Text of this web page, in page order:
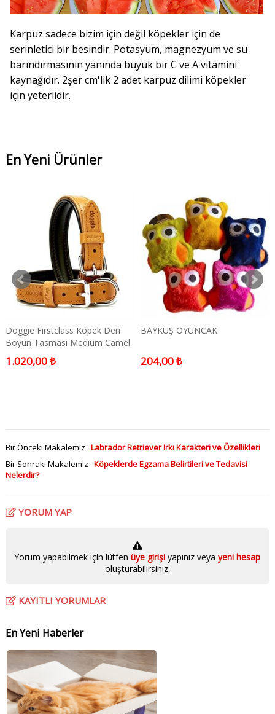
Karpuz sadece bizim için değil köpekler için de
serinletici bir besindir. Potasyum, magnezyum ve su
barındırmasının yanında büyük bir C ve A vitamini
kaynağıdır. 2şer cm'lik 2 adet karpuz dilimi köpekler
için yeterlidir.
En Yeni Ürünler
Doggie Fırstclass Köpek Deri
Boyun Tasması Medium Camel
1.020,00 ₺
BAYKUŞ OYUNCAK
204,00 ₺
Bir Önceki Makalemiz : Labrador Retriever Irkı Karakteri ve Özellikleri
Bir Sonraki Makalemiz : Köpeklerde Egzama Belirtileri ve Tedavisi
Nelerdir?
YORUM YAP
Yorum yapabilmek için lütfenüye girişiyapınız veya yeni hesap
oluşturabilirsiniz.
KAYITLI YORUMLAR
En Yeni Haberler